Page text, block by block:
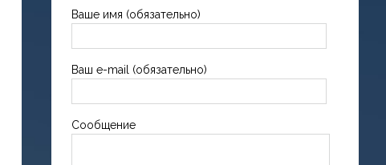
Ваше имя (обязательно)
Ваш e-mail (обязательно)
Сообщение